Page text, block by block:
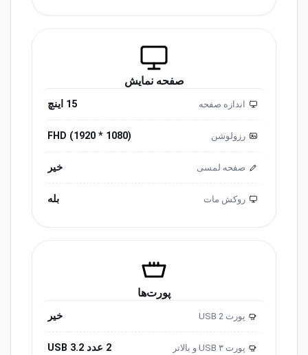
صفحه نمایش
اندازه صفحه 15 اینچ
رزولوشن (1080 * 1920) FHD
صفحه لمسی خیر
روکش مات بله
پورت‌ها
2.0 پورت USB 2 خیر
3.0 پورت USB ۳ و ‌‌بالاتر 2 عدد USB 3.2